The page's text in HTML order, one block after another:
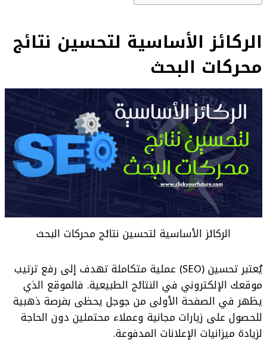
الركائز الأساسية لتحسين نتائج
محركات البحث
الركائز الأساسية لتحسين نتائج محركات البحث
يُعتبر تحسين (SEO) عملية متكاملة تهدف إلى رفع ترتيب
موقعك الإلكتروني في النتائج الطبيعية. فالموقع الذي
يظهر في الصفحة الأولى من جوجل يحظى بفرصة ذهبية
للحصول على زيارات مجانية وعملاء محتملين دون الحاجة
لزيادة ميزانيات الإعلانات المدفوعة.